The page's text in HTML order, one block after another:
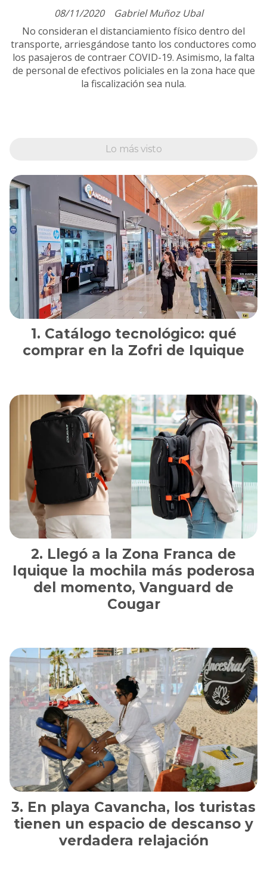
Gabriel Muñoz Ubal
08/11/2020
No consideran el distanciamiento físico dentro del
transporte, arriesgándose tanto los conductores como
los pasajeros de contraer COVID-19. Asimismo, la falta
de personal de efectivos policiales en la zona hace que
la fiscalización sea nula.
Lo más visto
Catálogo tecnológico: qué
comprar en la Zofri de Iquique
Llegó a la Zona Franca de
Iquique la mochila más poderosa
del momento, Vanguard de
Cougar
En playa Cavancha, los turistas
tienen un espacio de descanso y
verdadera relajación